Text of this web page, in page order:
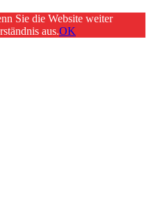
Sie die Website weiter
aus.OK